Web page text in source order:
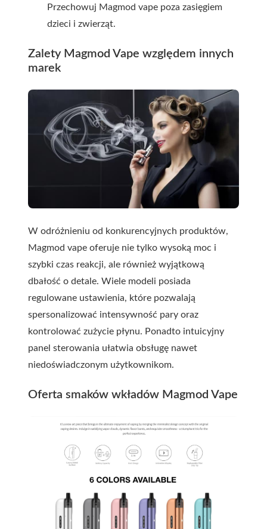
Przechowuj Magmod vape poza zasięgiem
dzieci i zwierząt.
Zalety Magmod Vape względem innych
marek
W odróżnieniu od konkurencyjnych produktów,
Magmod vape oferuje nie tylko wysoką moc i
szybki czas reakcji, ale również wyjątkową
dbałość o detale. Wiele modeli posiada
regulowane ustawienia, które pozwalają
spersonalizować intensywność pary oraz
kontrolować zużycie płynu. Ponadto intuicyjny
panel sterowania ułatwia obsługę nawet
niedoświadczonym użytkownikom.
Oferta smaków wkładów Magmod Vape